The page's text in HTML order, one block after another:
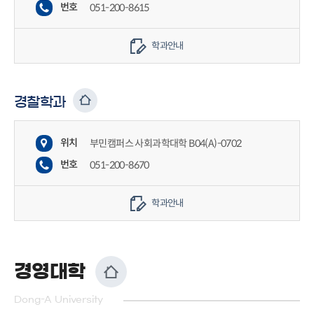
번호
051-200-8615
학과안내
경찰학과
위치
부민캠퍼스 사회과학대학 B04(A)-0702
번호
051-200-8670
학과안내
경영대학
Dong-A University